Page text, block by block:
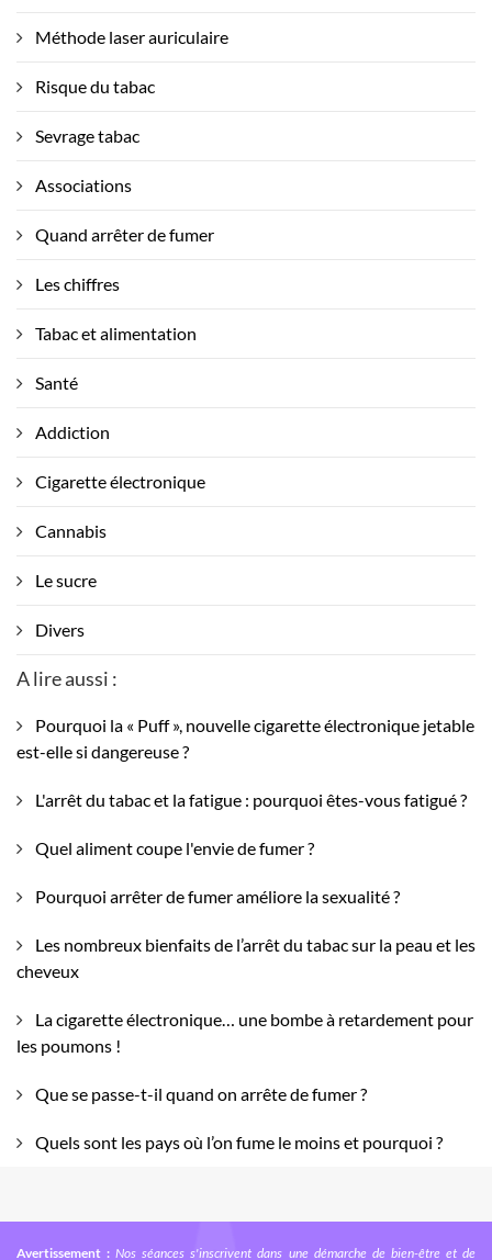
Méthode laser auriculaire
Risque du tabac
Sevrage tabac
Associations
Quand arrêter de fumer
Les chiffres
Tabac et alimentation
Santé
Addiction
Cigarette électronique
Cannabis
Le sucre
Divers
A lire aussi :
Pourquoi la « Puff », nouvelle cigarette électronique jetable
est-elle si dangereuse ?
L'arrêt du tabac et la fatigue : pourquoi êtes-vous fatigué ?
Quel aliment coupe l'envie de fumer ?
Pourquoi arrêter de fumer améliore la sexualité ?
Les nombreux bienfaits de l’arrêt du tabac sur la peau et les
cheveux
La cigarette électronique… une bombe à retardement pour
les poumons !
Que se passe-t-il quand on arrête de fumer ?
Quels sont les pays où l’on fume le moins et pourquoi ?
Avertissement : Nos séances s'inscrivent dans une démarche de bien-être et de